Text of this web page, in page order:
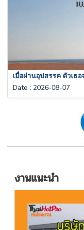
เมื่อผ่านอุปสรรค ตัวเธอ
Date : 2026-08-07
งานแนะนำ